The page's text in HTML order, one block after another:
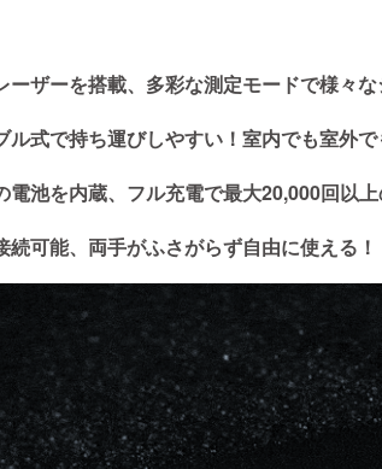
ーザーを搭載、多彩な測定モードで様々
ル式で持ち運びしやすい！室内でも室外
電池を内蔵、フル充電で最大20,000回以
続可能、両手がふさがらず自由に使える！